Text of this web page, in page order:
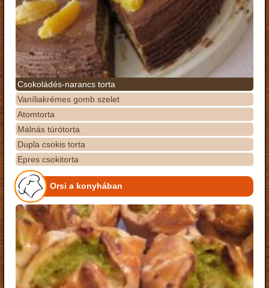
Csokoládés-narancs torta
Vaníliakrémes gomb szelet
Atomtorta
Málnás túrótorta
Dupla csokis torta
Epres csokitorta
Orsi a konyhában